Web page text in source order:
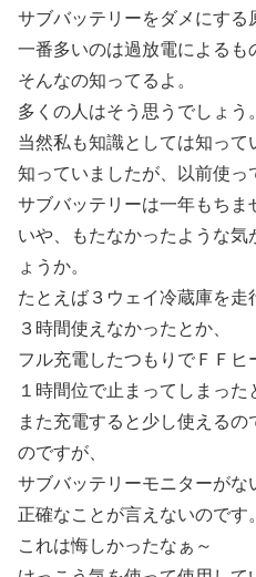
サブバッテリーをダメにする
一番多いのは過放電によるも
そんなの知ってるよ。
多くの人はそう思うでしょう。
当然私も知識としては知って
知っていましたが、以前使っ
サブバッテリーは一年もちま
いや、もたなかったような
ょうか。
たとえば３ウェイ冷蔵庫を
３時間使えなかったとか、
フル充電したつもりでＦＦヒ
１時間位で止まってしまった
また充電すると少し使える
のですが、
サブバッテリーモニターがな
正確なことが言えないのです。
これは悔しかったなぁ～